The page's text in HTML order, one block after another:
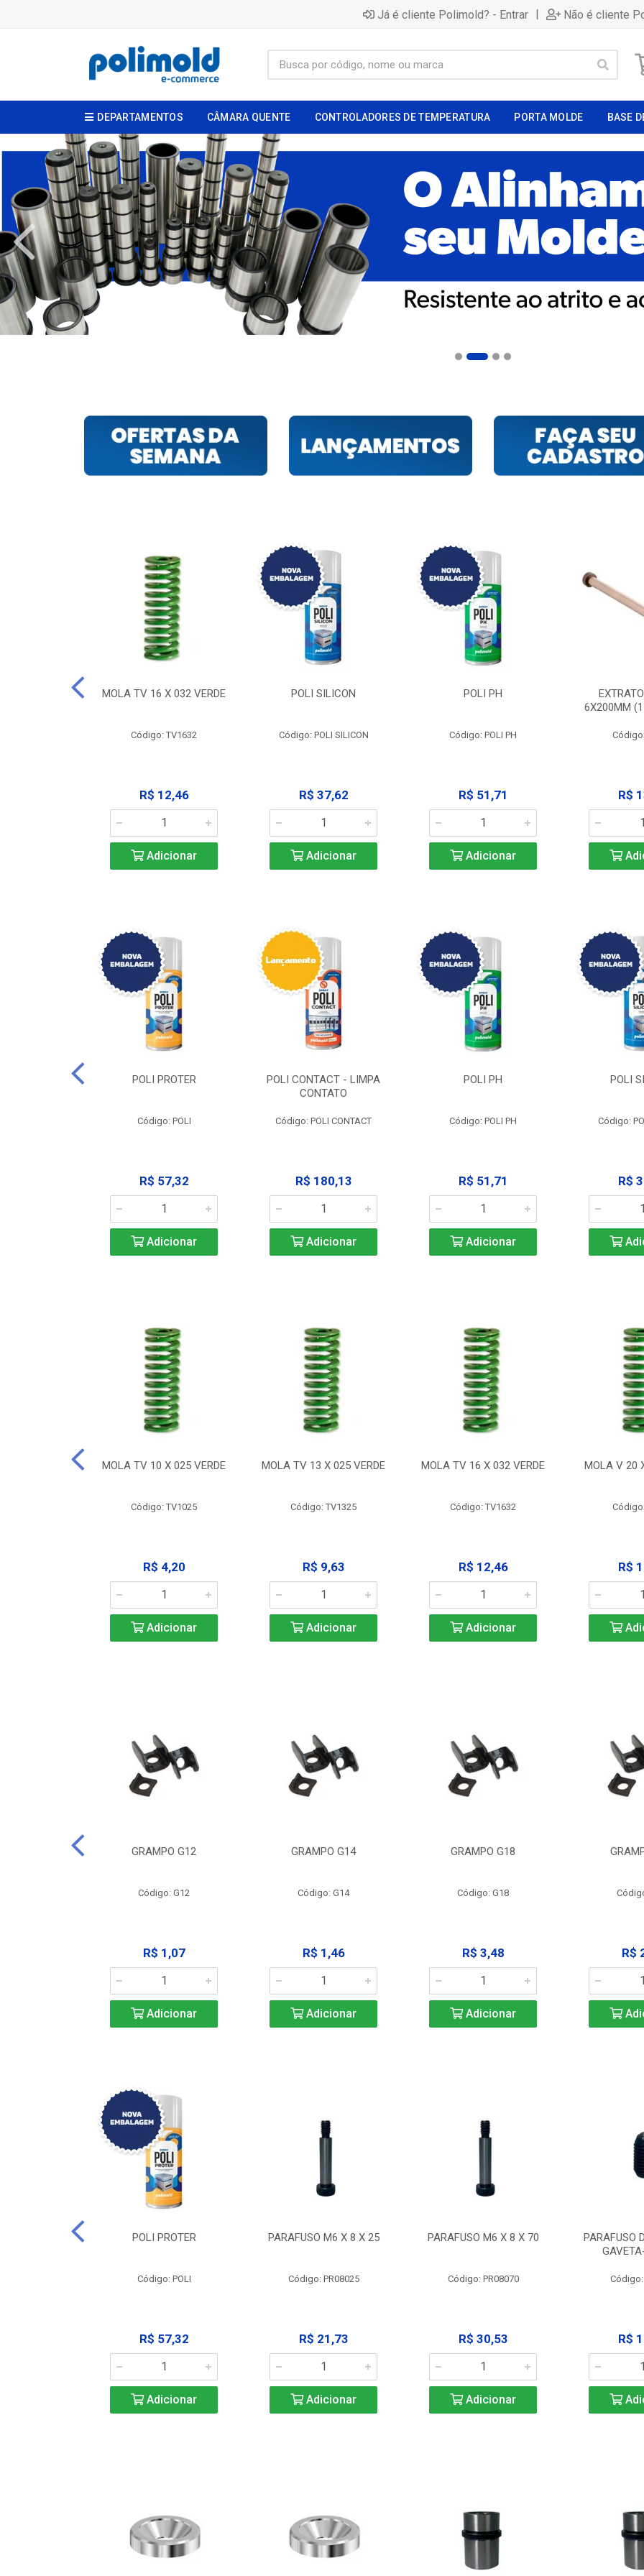
Já é cliente Polimold? - Entrar | Não é cliente
DEPARTAMENTOS CÂMARA QUENTE CONTROLADORES DE TEMPERATURA PORTA MOLDE BASE
MOLA TV 16 X 032 VERDE
Código: TV1632
R$ 12,46
Adicionar
POLI SILICON
Código: POLI SILICON
R$ 37,62
Adicionar
POLI PH
Código: POLI PH
R$ 51,71
Adicionar
6X200MM
R$
POLI PROTER
Código: POLI
R$ 57,32
Adicionar
POLI CONTACT - LIMPA
CONTATO
Código: POLI CONTACT
R$ 180,13
Adicionar
POLI PH
Código: POLI PH
R$ 51,71
Adicionar
POLI
Código:
R$
MOLA TV 10 X 025 VERDE
Código: TV1025
R$ 4,20
Adicionar
MOLA TV 13 X 025 VERDE
Código: TV1325
R$ 9,63
Adicionar
MOLA TV 16 X 032 VERDE
Código: TV1632
R$ 12,46
Adicionar
MOLA V 20
R$
GRAMPO G12
Código: G12
R$ 1,07
Adicionar
GRAMPO G14
Código: G14
R$ 1,46
Adicionar
GRAMPO G18
Código: G18
R$ 3,48
Adicionar
R$
POLI PROTER
Código: POLI
R$ 57,32
Adicionar
PARAFUSO M6 X 8 X 25
Código: PR08025
R$ 21,73
Adicionar
PARAFUSO M6 X 8 X 70
Código: PR08070
R$ 30,53
Adicionar
PARAFUSO
Código:
R$